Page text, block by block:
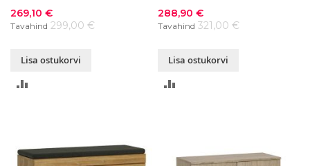
Soodushind
269,10 €
Tavahind 299,00 €
Lisa ostukorvi
Soodushind
288,90 €
Tavahind 321,00 €
Lisa ostukorvi